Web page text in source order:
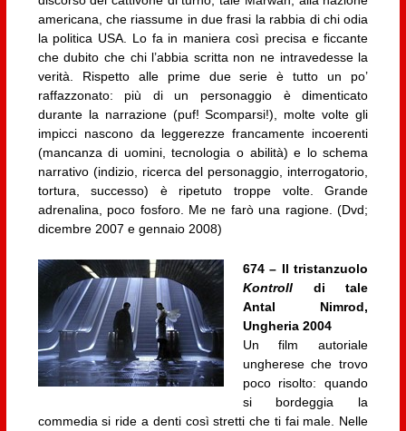
americana, che riassume in due frasi la rabbia di chi odia
la politica USA. Lo fa in maniera così precisa e ficcante
che dubito che chi l’abbia scritta non ne intravedesse la
verità. Rispetto alle prime due serie è tutto un po’
raffazzonato: più di un personaggio è dimenticato
durante la narrazione (puf! Scomparsi!), molte volte gli
impicci nascono da leggerezze francamente incoerenti
(mancanza di uomini, tecnologia o abilità) e lo schema
narrativo (indizio, ricerca del personaggio, interrogatorio,
tortura, successo) è ripetuto troppe volte. Grande
adrenalina, poco fosforo. Me ne farò una ragione. (Dvd;
dicembre 2007 e gennaio 2008)
674 – Il tristanzuolo
Kontroll di tale
Antal Nimrod,
Ungheria 2004
Un film autoriale
ungherese che trovo
poco risolto: quando
si bordeggia la
commedia si ride a denti così stretti che ti fai male. Nelle